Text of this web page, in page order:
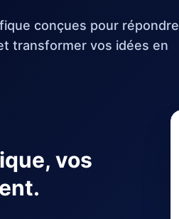
conçues pour répondre
transformer vos idées en
vos